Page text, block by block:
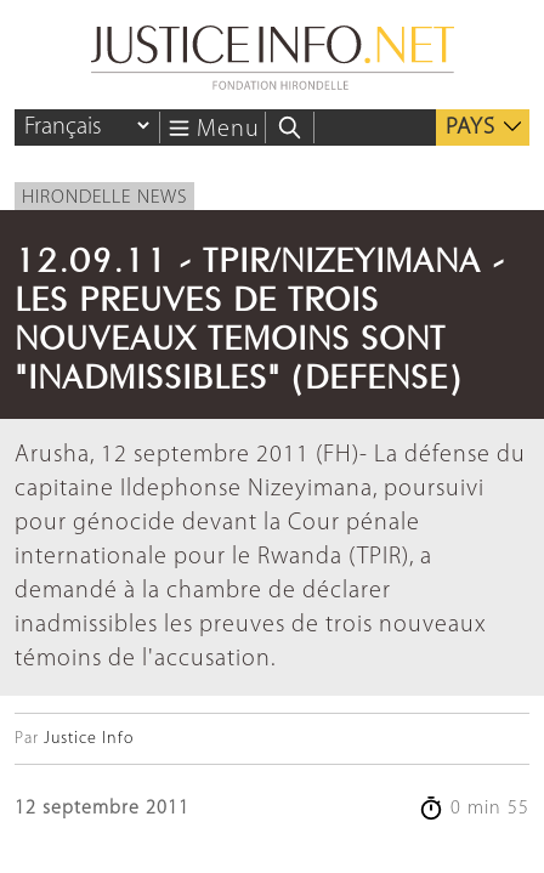
Menu PAYS
HIRONDELLE NEWS
12.09.11 - TPIR/NIZEYIMANA -
LES PREUVES DE TROIS
NOUVEAUX TEMOINS SONT
"INADMISSIBLES" (DEFENSE)
Arusha, 12 septembre 2011 (FH)- La défense du
capitaine Ildephonse Nizeyimana, poursuivi
pour génocide devant la Cour pénale
internationale pour le Rwanda (TPIR), a
demandé à la chambre de déclarer
inadmissibles les preuves de trois nouveaux
témoins de l'accusation.
Par Justice Info
12 septembre 2011 0 min 55